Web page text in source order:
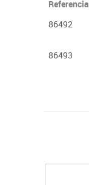
Referencia
86492
86493